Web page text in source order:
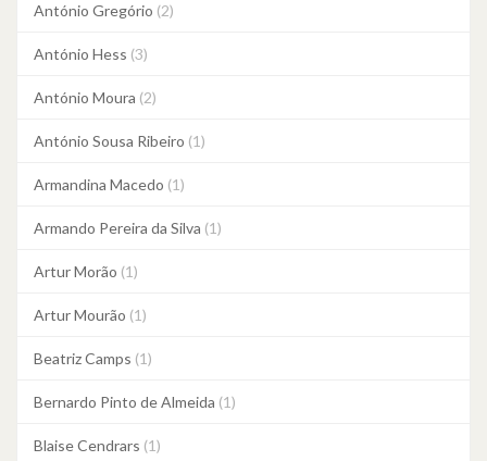
António Gregório (2)
António Hess (3)
António Moura (2)
António Sousa Ribeiro (1)
Armandina Macedo (1)
Armando Pereira da Silva (1)
Artur Morão (1)
Artur Mourão (1)
Beatriz Camps (1)
Bernardo Pinto de Almeida (1)
Blaise Cendrars (1)